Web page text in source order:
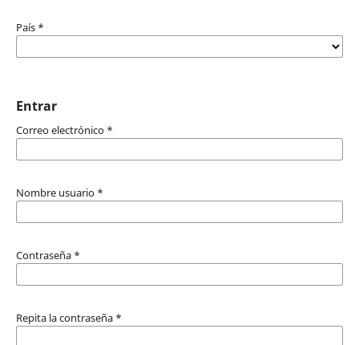
País *
Entrar
Correo electrónico *
Nombre usuario *
Contraseña *
Repita la contraseña *